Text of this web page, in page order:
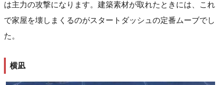
は主力の攻撃になります。建築素材が取れたときには、これ
で家屋を壊しまくるのがスタートダッシュの定番ムーブでし
た。
横凪